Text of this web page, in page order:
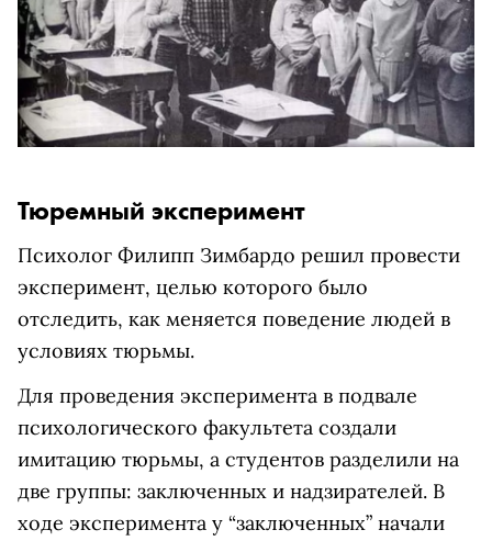
Тюремный эксперимент
Психолог Филипп Зимбардо решил провести
эксперимент, целью которого было
отследить, как меняется поведение людей в
условиях тюрьмы.
Для проведения эксперимента в подвале
психологического факультета создали
имитацию тюрьмы, а студентов разделили на
две группы: заключенных и надзирателей. В
ходе эксперимента у “заключенных” начали